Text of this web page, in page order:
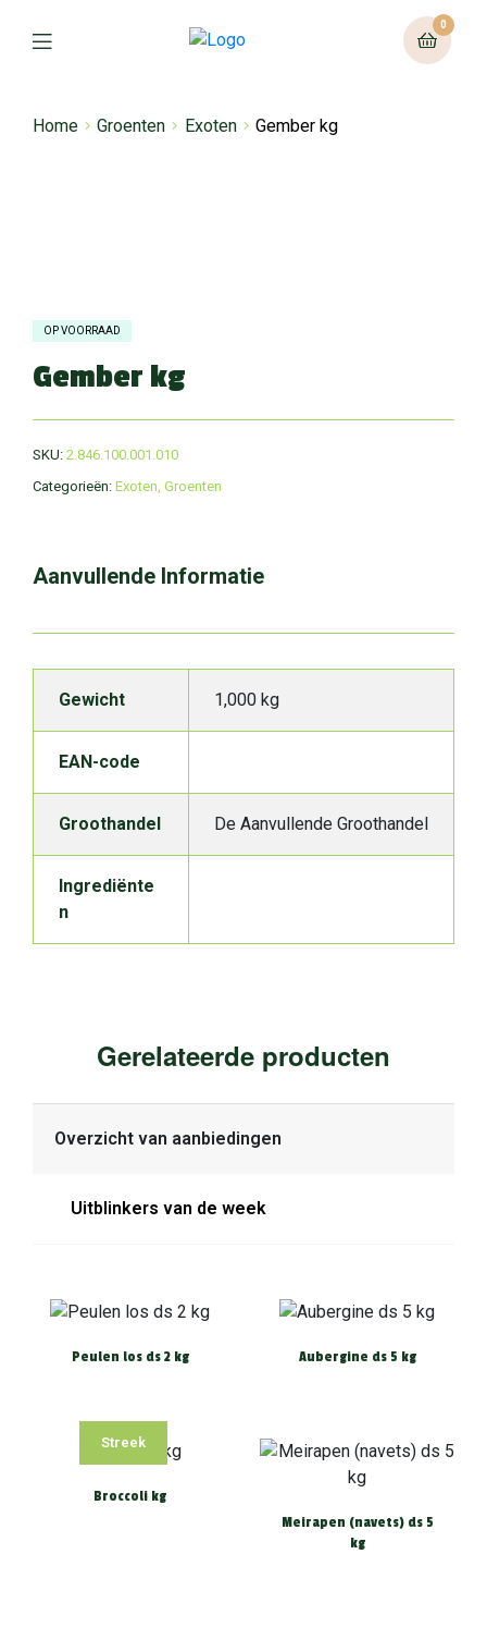
0
Home Groenten Exoten Gember kg
OP VOORRAAD
Gember kg
SKU: 2.846.100.001.010
Categorieën: Exoten Groenten
Aanvullende Informatie
Gewicht 1,000 kg
EAN-code
Groothandel De Aanvullende Groothandel
Ingrediënte
n
Gerelateerde producten
Overzicht van aanbiedingen
Uitblinkers van de week
Peulen los ds 2 kg Aubergine ds 5 kg
Streek
Broccoli kg
Meirapen (navets) ds 5
kg